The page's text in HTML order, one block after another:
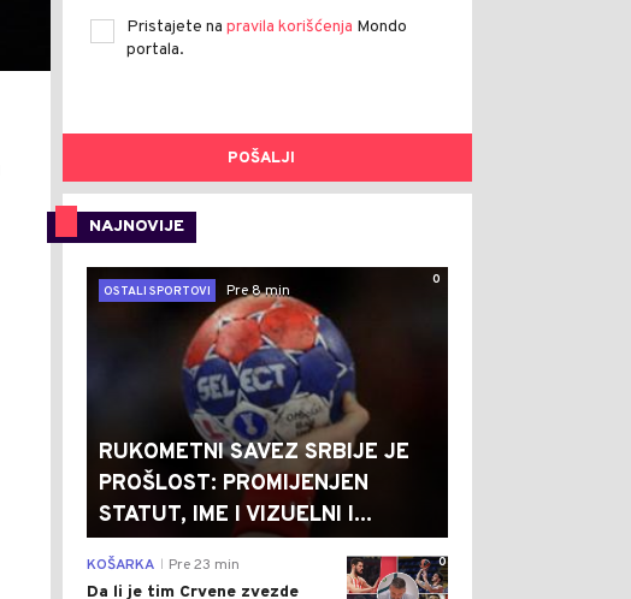
Pristajete na pravila korišćenja Mondo
portala.
POŠALJI
NAJNOVIJE
0
OSTALI SPORTOVI
Pre 8 min
RUKOMETNI SAVEZ SRBIJE JE
PROŠLOST: PROMIJENJEN
STATUT, IME I VIZUELNI I...
0
KOŠARKA Pre 23 min
Da li je tim Crvene zvezde